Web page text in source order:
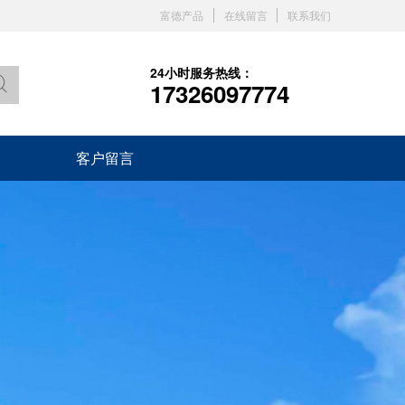
富德产品 在线留言 联系我们
24小时服务热线：
17326097774
客户留言